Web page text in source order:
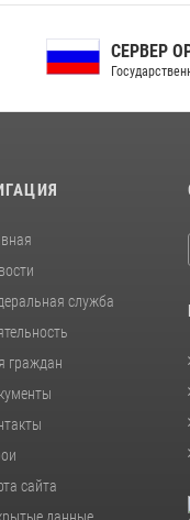
СЕРВЕР ОРГАНОВ
Государственной власти РФ
служба
граждан
сайта